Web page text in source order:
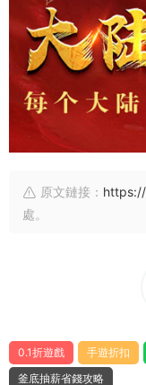
原文鏈接：
處。
0.1折遊戲 手遊折扣
釜底抽薪省錢攻略